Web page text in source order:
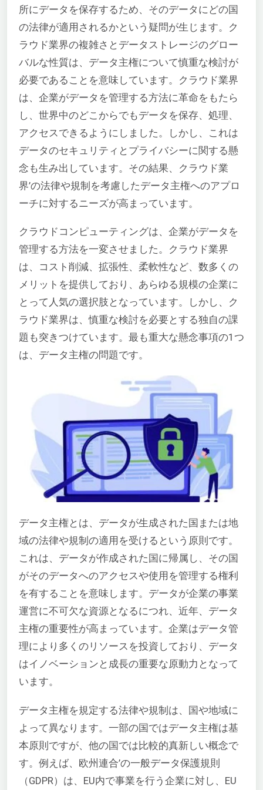
所にデータを保存するため、そのデータにどの国
の法律が適用されるかという疑問が生じます。ク
ラウド業界の複雑さとデータストレージのグロー
バルな性質は、データ主権について慎重な検討が
必要であることを意味しています。クラウド業界
は、企業がデータを管理する方法に革命をもたら
し、世界中のどこからでもデータを保存、処理、
アクセスできるようにしました。しかし、これは
データのセキュリティとプライバシーに関する懸
念も生み出しています。その結果、クラウド業
界’の法律や規制を考慮したデータ主権へのアプロ
ーチに対するニーズが高まっています。
クラウドコンピューティングは、企業がデータを
管理する方法を一変させました。クラウド業界
は、コスト削減、拡張性、柔軟性など、数多くの
メリットを提供しており、あらゆる規模の企業に
とって人気の選択肢となっています。しかし、ク
ラウド業界は、慎重な検討を必要とする独自の課
題も突きつけています。最も重大な懸念事項の1つ
は、データ主権の問題です。
データ主権とは、データが生成された国または地
域の法律や規制の適用を受けるという原則です。
これは、データが作成された国に帰属し、その国
がそのデータへのアクセスや使用を管理する権利
を有することを意味します。データが企業の事業
運営に不可欠な資源となるにつれ、近年、データ
主権の重要性が高まっています。企業はデータ管
理により多くのリソースを投資しており、データ
はイノベーションと成長の重要な原動力となって
います。
データ主権を規定する法律や規制は、国や地域に
よって異なります。一部の国ではデータ主権は基
本原則ですが、他の国では比較的真新しい概念で
す。例えば、欧州連合’の一般データ保護規則
（GDPR）は、EU内で事業を行う企業に対し、EU